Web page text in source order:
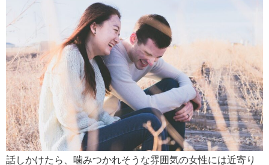
話しかけたら、噛みつかれそうな雰囲気の女性には近寄り